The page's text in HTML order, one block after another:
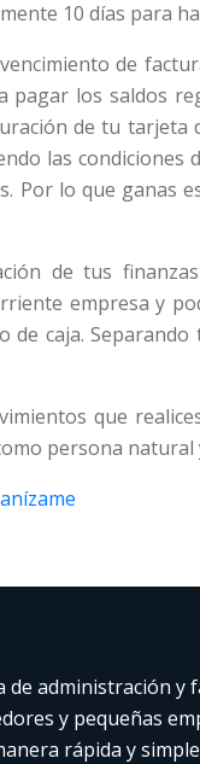
10 días para
de
los saldos
de tu tarjeta
las condiciones
Por lo que ganas
de tus
empresa y
caja. Separando
que
persona natural
de administración y
y pequeñas
rápida y